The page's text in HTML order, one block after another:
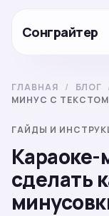
Сонграйтер
ГЛАВНАЯ / БЛОГ
МИНУС С
ГАЙДЫ И
Караоке-
сделать